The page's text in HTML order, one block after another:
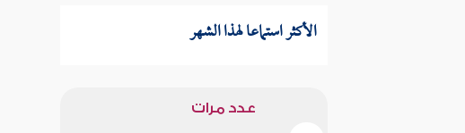
الأكثر استماعا لهذا الشهر
عدد مرات